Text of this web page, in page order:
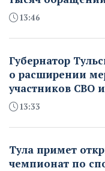
13:46
Губернатор
о расширении
участников СВО
13:33
Тула примет
чемпионат по